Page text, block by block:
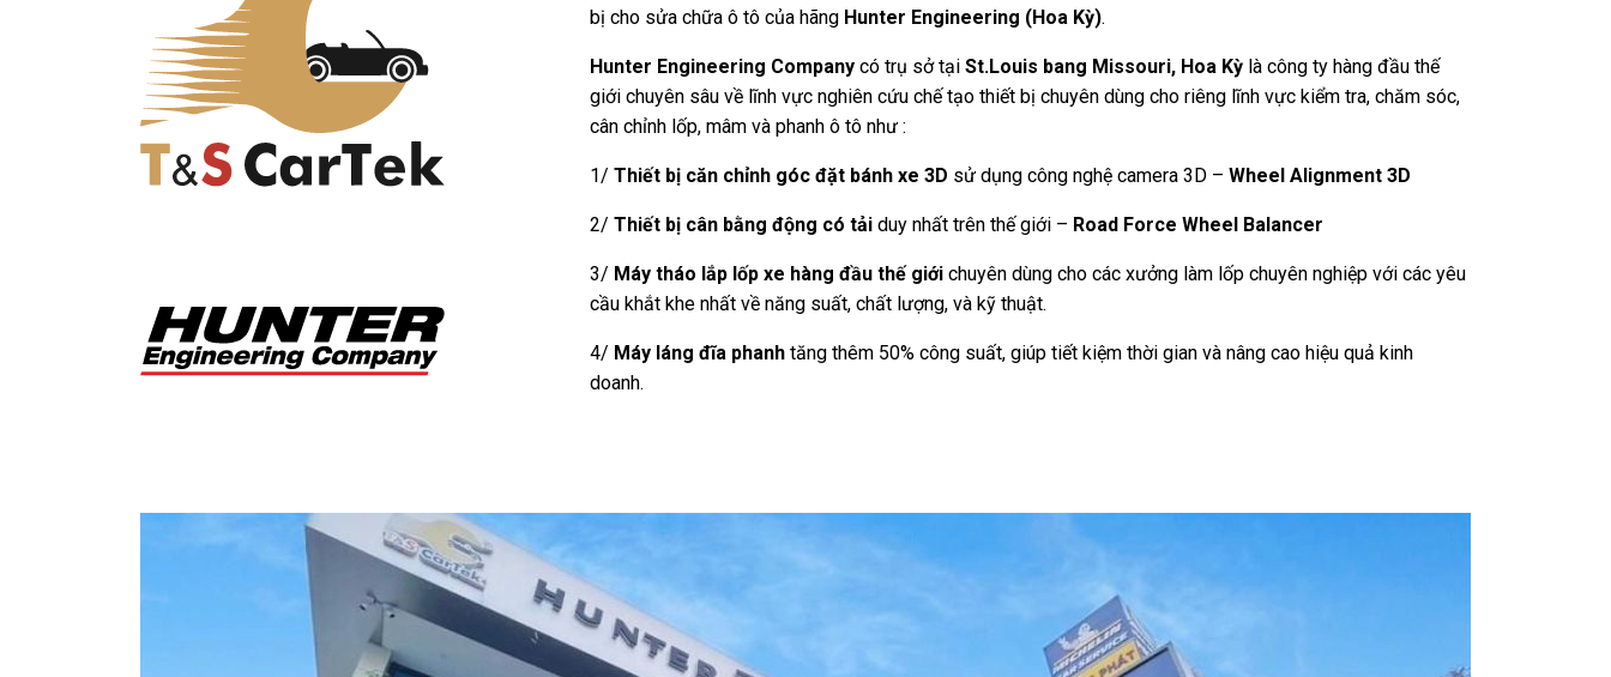
bị cho sửa chữa ô tô của hãng Hunter Engineering (Hoa Kỳ).
Hunter Engineering Company có trụ sở tại St.Louis bang Missouri, Hoa Kỳ là công ty hàng đầu thế
giới chuyên sâu về lĩnh vực nghiên cứu chế tạo thiết bị chuyên dùng cho riêng lĩnh vực kiểm tra, chăm sóc,
cân chỉnh lốp, mâm và phanh ô tô như :
1/ Thiết bị căn chỉnh góc đặt bánh xe 3D sử dụng công nghệ camera 3D – Wheel Alignment 3D
2/ Thiết bị cân bằng động có tải duy nhất trên thế giới – Road Force Wheel Balancer
3/ Máy tháo lắp lốp xe hàng đầu thế giới chuyên dùng cho các xưởng làm lốp chuyên nghiệp với các yêu
cầu khắt khe nhất về năng suất, chất lượng, và kỹ thuật.
4/ Máy láng đĩa phanh tăng thêm 50% công suất, giúp tiết kiệm thời gian và nâng cao hiệu quả kinh
doanh.